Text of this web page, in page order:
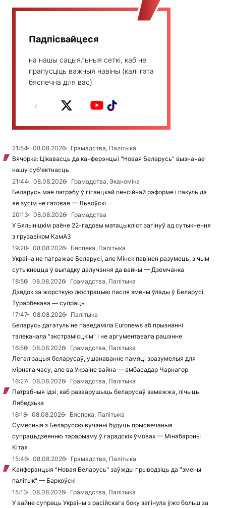
Падпісвайцеся
на нашы сацыяльныя сеткі, каб не
прапусціць важныя навіны (калі гэта
бяспечна для вас)
21:54 08.08.2026
Грамадства, Палітыка
Вячорка: Цікавасць да канферэнцыі "Новая Беларусь" вызначае
нашу суб'ектнасць
21:44
08.08.2026
Грамадства, Эканоміка
Беларусь мае патрэбу ў гіганцкай пенсійнай рэформе і пакуль да
яе зусім не гатовая — Львоўскі
20:13
08.08.2026
Грамадства
У Бялыніцкім раёне 22-гадовы матацыкліст загінуў ад сутыкнення
з грузавіком КамАЗ
19:20
08.08.2026
Бяспека, Палітыка
Украіна не пагражае Беларусі, але Мінск павінен разумець, з чым
сутыкнецца ў выпадку далучэння да вайны — Дземчанка
18:56
08.08.2026
Грамадства, Палітыка
Дзядок за жорсткую люстрацыю пасля змены ўлады ў Беларусі,
Турарбекава — супраць
17:47
08.08.2026
Палітыка
Беларусь дагэтуль не паведаміла Euronews аб прызнанні
тэлеканала "экстрэмісцкім" і не аргументавала рашэнне
16:56
08.08.2026
Грамадства, Палітыка
Легалізацыя беларусаў, ушанаванне памяці зразумелыя для
мірнага часу, але ва Украіне вайна — амбасадар Чарнагор
16:27
08.08.2026
Грамадства, Палітыка
Патрэбныя ідэі, каб разварушыць беларусаў замежжа, лічыць
Лябедзька
16:18
08.08.2026
Бяспека, Палітыка
Сумесныя з Беларуссю вучэнні будуць прысвечаныя
супрацьдзеянню тэрарызму ў гарадскіх ўмовах — Мінабароны
Кітая
15:46
08.08.2026
Грамадства, Палітыка
Канферэнцыя "Новая Беларусь" заўжды прыводзіць да "змены
палітык" — Баркоўскі
15:13
08.08.2026
Грамадства, Палітыка
У вайне супраць Украіны з расійскага боку загінула ўжо больш за